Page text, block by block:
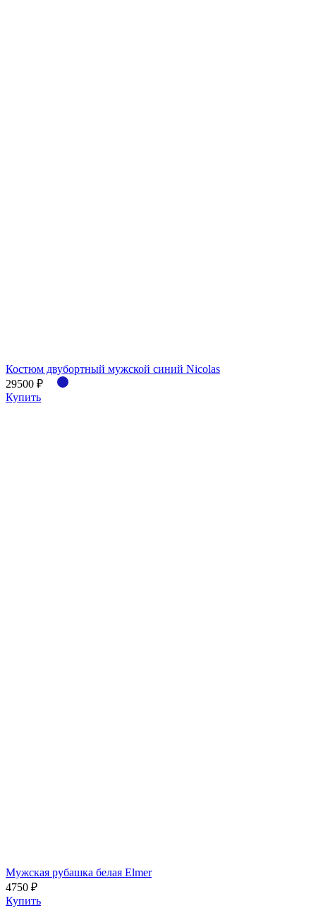
Костюм двубортный мужской синий Nicolas
29500 ₽
Купить
Мужская рубашка белая Elmer
4750 ₽
Купить